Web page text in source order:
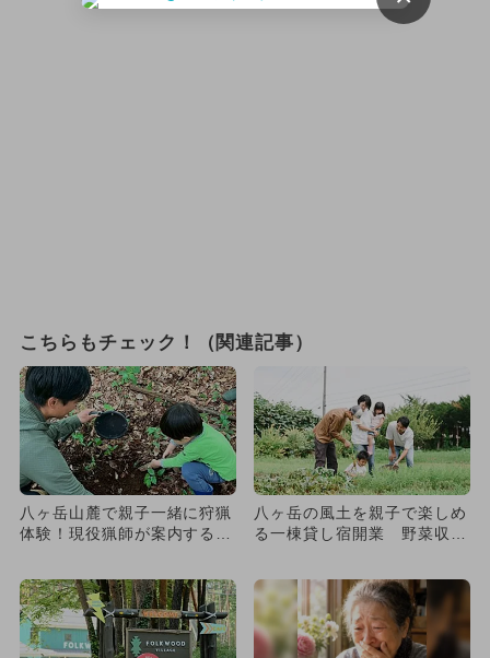
こちらもチェック！（関連記事）
八ヶ岳山麓で親子一緒に狩猟
体験！現役猟師が案内するジ
八ヶ岳の風土を親子で楽しめ
る一棟貸し宿開業 野菜収穫